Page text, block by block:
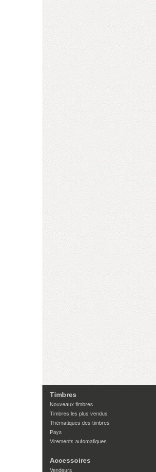
Timbres
Nouveaux timbres
Timbres les plus vendus
Thématiques des timbres
Pays
Virements automatiques
Accessoires
Vendeurs